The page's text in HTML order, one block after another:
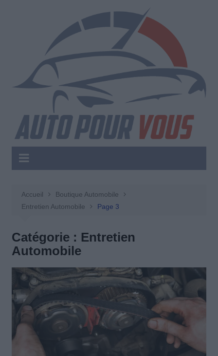
Accueil
Boutique Automobile
Entretien Automobile
Page 3
Catégorie : Entretien
Automobile